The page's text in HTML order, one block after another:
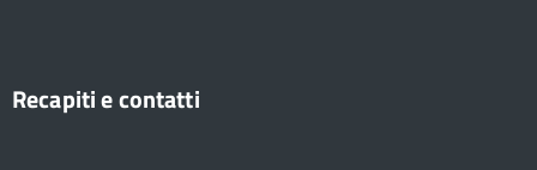
Recapiti e contatti